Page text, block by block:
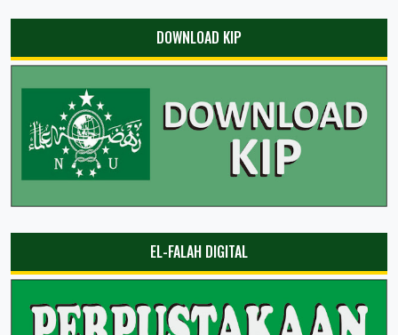
DOWNLOAD KIP
EL-FALAH DIGITAL